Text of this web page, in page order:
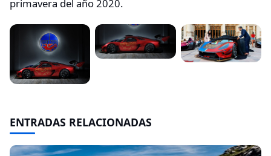
primavera del año 2020.
ENTRADAS RELACIONADAS